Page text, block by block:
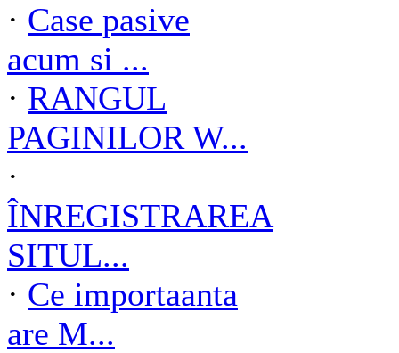
· Case pasive
acum si ...
· RANGUL
PAGINILOR W...
·
ÎNREGISTRAREA
SITUL...
· Ce importaanta
are M...